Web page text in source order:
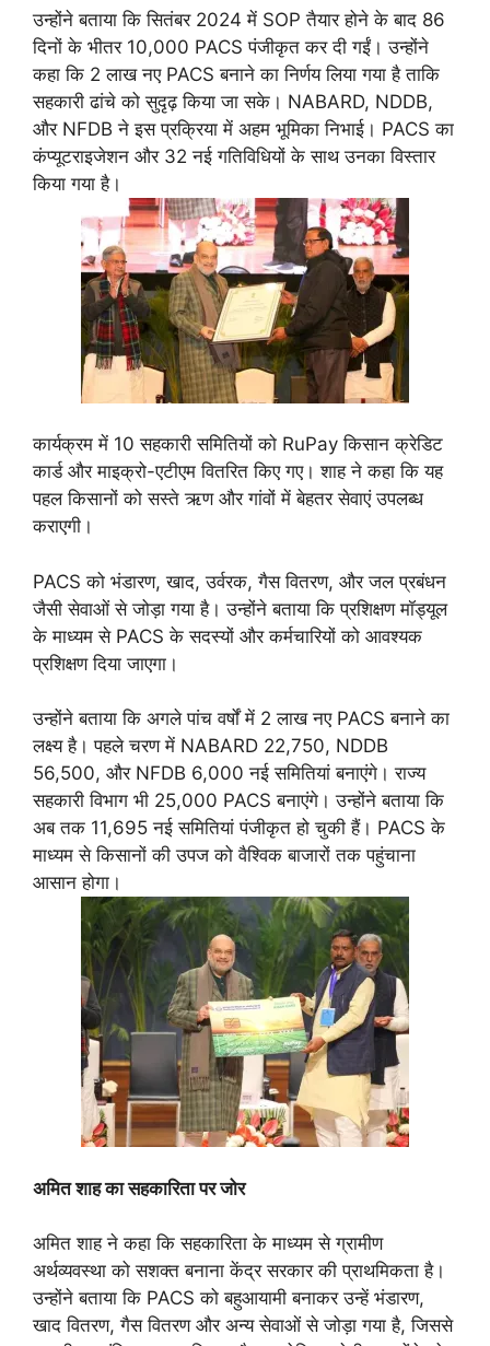
उन्होंने बताया कि सितंबर 2024 में SOP तैयार होने के बाद 86
दिनों के भीतर 10,000 PACS पंजीकृत कर दी गईं। उन्होंने
कहा कि 2 लाख नए PACS बनाने का निर्णय लिया गया है ताकि
सहकारी ढांचे को सुदृढ़ किया जा सके। NABARD, NDDB,
और NFDB ने इस प्रक्रिया में अहम भूमिका निभाई। PACS का
कंप्यूटराइजेशन और 32 नई गतिविधियों के साथ उनका विस्तार
किया गया है।
कार्यक्रम में 10 सहकारी समितियों को RuPay किसान क्रेडिट
कार्ड और माइक्रो-एटीएम वितरित किए गए। शाह ने कहा कि यह
पहल किसानों को सस्ते ऋण और गांवों में बेहतर सेवाएं उपलब्ध
कराएगी।
PACS को भंडारण, खाद, उर्वरक, गैस वितरण, और जल प्रबंधन
जैसी सेवाओं से जोड़ा गया है। उन्होंने बताया कि प्रशिक्षण मॉड्यूल
के माध्यम से PACS के सदस्यों और कर्मचारियों को आवश्यक
प्रशिक्षण दिया जाएगा।
उन्होंने बताया कि अगले पांच वर्षों में 2 लाख नए PACS बनाने का
लक्ष्य है। पहले चरण में NABARD 22,750, NDDB
56,500, और NFDB 6,000 नई समितियां बनाएंगे। राज्य
सहकारी विभाग भी 25,000 PACS बनाएंगे। उन्होंने बताया कि
अब तक 11,695 नई समितियां पंजीकृत हो चुकी हैं। PACS के
माध्यम से किसानों की उपज को वैश्विक बाजारों तक पहुंचाना
आसान होगा।
अमित शाह का सहकारिता पर जोर
अमित शाह ने कहा कि सहकारिता के माध्यम से ग्रामीण
अर्थव्यवस्था को सशक्त बनाना केंद्र सरकार की प्राथमिकता है।
उन्होंने बताया कि PACS को बहुआयामी बनाकर उन्हें भंडारण,
खाद वितरण, गैस वितरण और अन्य सेवाओं से जोड़ा गया है, जिससे